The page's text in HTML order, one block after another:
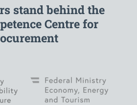
stand behind the
Centre for